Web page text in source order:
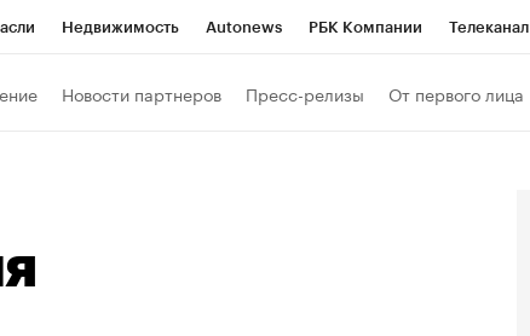
Недвижимость Autonews РБК Компании Телеканал
Новости партнеров Пресс-релизы От первого лица